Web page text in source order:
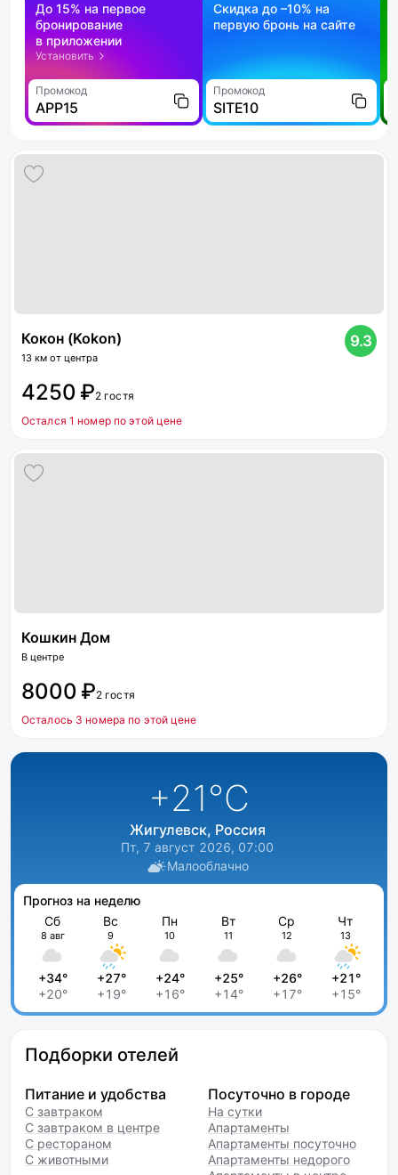
До 15% на первое
бронирование
в приложении
Установить
Промокод
APP15
Скидка до –10% на
первую бронь на сайте
Промокод
SITE10
Кокон (Kokon)
13 км от центра
9.3
4250 ₽2 гостя
Остался 1 номер по этой цене
Кошкин Дом
В центре
8000 ₽2 гостя
Осталось 3 номера по этой цене
+21°C
Жигулевск, Россия
Пт, 7 август 2026, 07:00
Малооблачно
Прогноз на неделю
Сб
8 авг
+34°
+20°
Вс
9
+27°
+19°
Пн
10
+24°
+16°
Вт
11
+25°
+14°
Ср
12
+26°
+17°
Чт
13
+21°
+15°
Подборки отелей
Питание и удобства
С завтраком
С завтраком в центре
С рестораном
С животными
Посуточно в городе
На сутки
Апартаменты
Апартаменты посуточно
Апартаменты недорого